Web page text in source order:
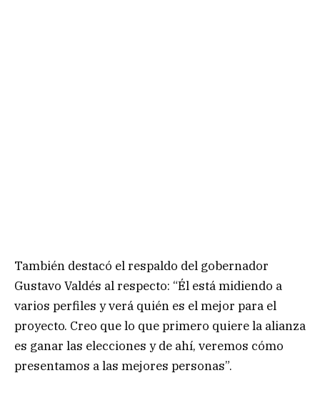
También destacó el respaldo del gobernador
Gustavo Valdés al respecto: “Él está midiendo a
varios perfiles y verá quién es el mejor para el
proyecto. Creo que lo que primero quiere la alianza
es ganar las elecciones y de ahí, veremos cómo
presentamos a las mejores personas”.